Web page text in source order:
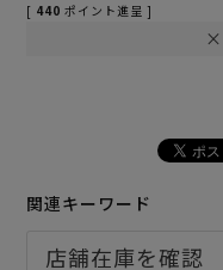
[ 440 ポイント進呈 ]
×
関連キーワード